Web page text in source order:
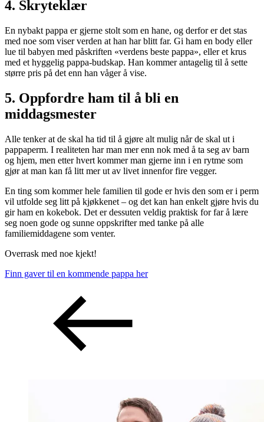
4. Skryteklær
En nybakt pappa er gjerne stolt som en hane, og derfor er det stas
med noe som viser verden at han har blitt far. Gi ham en body eller
lue til babyen med påskriften «verdens beste pappa», eller et krus
med et hyggelig pappa-budskap. Han kommer antagelig til å sette
større pris på det enn han våger å vise.
5. Oppfordre ham til å bli en
middagsmester
Alle tenker at de skal ha tid til å gjøre alt mulig når de skal ut i
pappaperm. I realiteten har man mer enn nok med å ta seg av barn
og hjem, men etter hvert kommer man gjerne inn i en rytme som
gjør at man kan få litt mer ut av livet innenfor fire vegger.
En ting som kommer hele familien til gode er hvis den som er i perm
vil utfolde seg litt på kjøkkenet – og det kan han enkelt gjøre hvis du
gir ham en kokebok. Det er dessuten veldig praktisk for far å lære
seg noen gode og sunne oppskrifter med tanke på alle
familiemiddagene som venter.
Overrask med noe kjekt!
Finn gaver til en kommende pappa her